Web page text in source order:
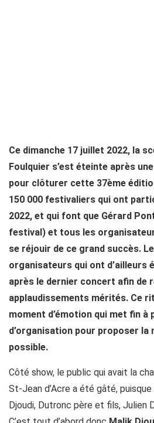
Ce dimanche 17 juillet 2022, la
Foulquier s’est éteinte après
pour clôturer cette 37ème
150 000 festivaliers qui ont
2022, et qui font que Gérard
festival) et tous les
se réjouir de ce grand succès.
organisateurs qui ont d’ailleurs
après le dernier concert afin de
applaudissements mérités. Ce
moment d’émotion qui met fin à
d’organisation pour proposer la
possible.
Côté show, le public qui avait la
St-Jean d’Acre a été gâté,
Djoudi, Dutronc père et fils, Julien